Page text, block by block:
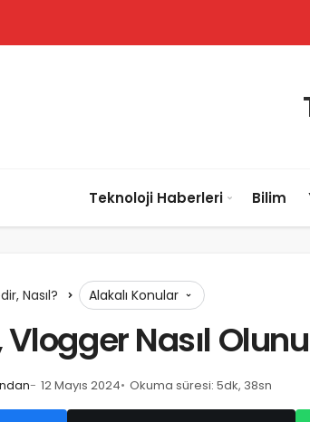
Teknoloji Haberleri Bilim
Nasıl? Alakalı Konular
Nasıl
12 Mayıs 2024 Okuma süresi: 5dk, 38sn